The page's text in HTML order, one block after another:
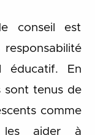
conseil est
éducatif. En
sont tenus de
comme
les aider à